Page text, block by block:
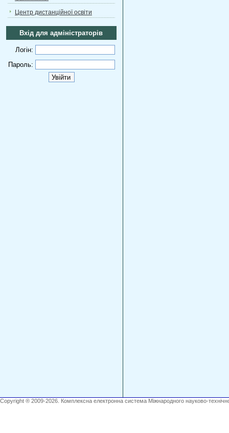
Центр дистанційної освіти
Вхід для адміністраторів
Логін:
Пароль:
Copyright ® 2009-2026. Комплексна електронна система Міжнародного науково-